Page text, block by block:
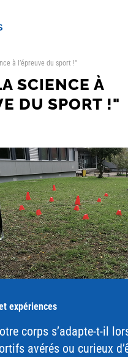
à l’épreuve du sport !"
SCIENCE À
DU SPORT !"
expériences
corps s’adapte-t-il
avérés ou curieux